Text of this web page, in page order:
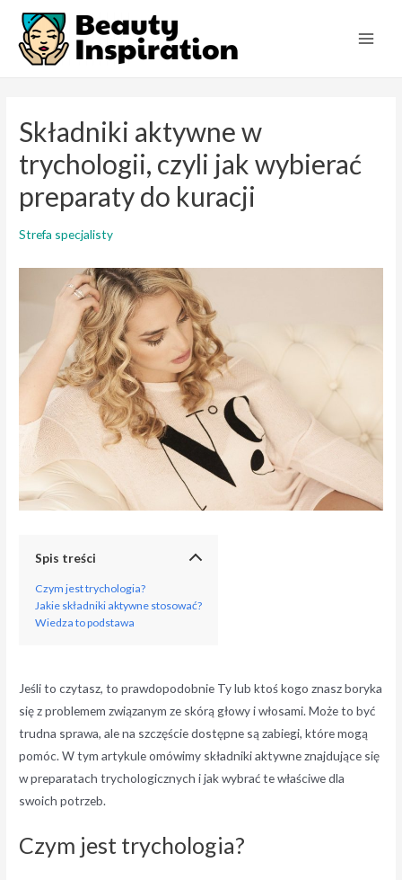
content
Składniki aktywne w
trychologii, czyli jak wybierać
preparaty do kuracji
Strefa specjalisty
Spis treści
Czym jest trychologia?
Jakie składniki aktywne stosować?
Wiedza to podstawa
Jeśli to czytasz, to prawdopodobnie Ty lub ktoś kogo znasz boryka
się z problemem związanym ze skórą głowy i włosami. Może to być
trudna sprawa, ale na szczęście dostępne są zabiegi, które mogą
pomóc. W tym artykule omówimy składniki aktywne znajdujące się
w preparatach trychologicznych i jak wybrać te właściwe dla
swoich potrzeb.
Czym jest trychologia?